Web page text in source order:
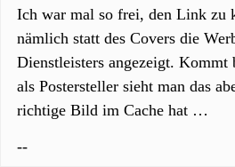
Ich war mal so frei, den Link zu
nämlich statt des Covers die
Dienstleisters angezeigt. Kommt
als Postersteller sieht man das
richtige Bild im Cache hat …
--